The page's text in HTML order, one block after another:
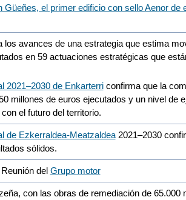
el primer edificio con sello Aenor de
los avances de una estrategia que estima
en 59 actuaciones estratégicas que
2021–2030 de Enkarterriconfirma que la
millones de euros ejecutados y un nivel de
el futuro del territorio.
de Ezkerraldea-Meatzaldea2021–2030
sólidos.
del Grupo motor
con las obras de remediación de 65.000